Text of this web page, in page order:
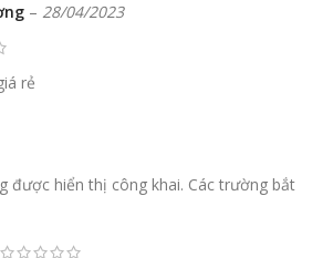
– 28/04/2023
rẻ
được hiển thị công khai. Các trường bắt